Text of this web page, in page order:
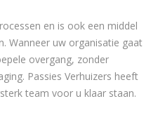
en is ook een middel
Wanneer uw organisatie gaat
overgang, zonder
Passies Verhuizers heeft
team voor u klaar staan.